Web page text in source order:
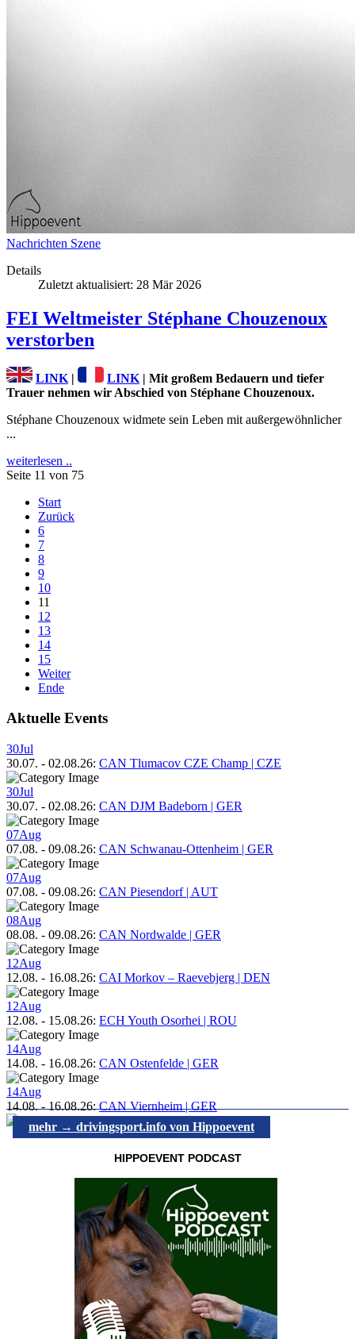
Nachrichten Szene
Details
Zuletzt aktualisiert: 28 Mär 2026
FEI Weltmeister Stéphane Chouzenoux
verstorben
LINK | LINK | Mit großem Bedauern und tiefer
Trauer nehmen wir Abschied von Stéphane Chouzenoux.
Stéphane Chouzenoux widmete sein Leben mit außergewöhnlicher
...
weiterlesen ..
Seite 11 von 75
Start
Zurück
6
7
8
9
10
11
12
13
14
15
Weiter
Ende
Aktuelle Events
30Jul
30.07. - 02.08.26: CAN Tlumacov CZE Champ | CZE
30Jul
30.07. - 02.08.26: CAN DJM Badeborn | GER
07Aug
07.08. - 09.08.26: CAN Schwanau-Ottenheim | GER
07Aug
07.08. - 09.08.26: CAN Piesendorf | AUT
08Aug
08.08. - 09.08.26: CAN Nordwalde | GER
12Aug
12.08. - 16.08.26: CAI Morkov – Raevebjerg | DEN
12Aug
12.08. - 15.08.26: ECH Youth Osorhei | ROU
14Aug
14.08. - 16.08.26: CAN Ostenfelde | GER
14Aug
14.08.-16.08.26:CAN Viernheim | GER
mehr → drivingsport.info von Hippoevent
HIPPOEVENT PODCAST